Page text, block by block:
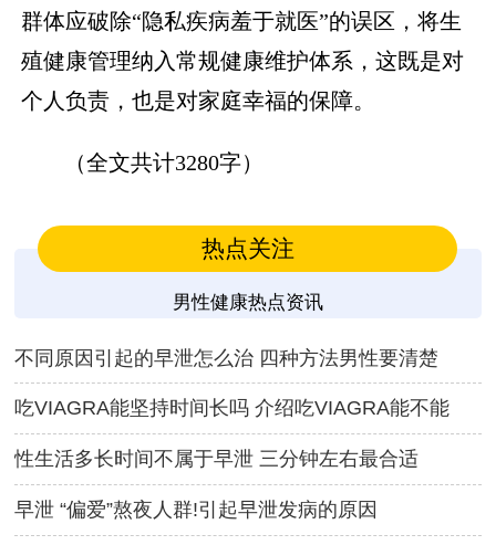
群体应破除“隐私疾病羞于就医”的误区，将生
殖健康管理纳入常规健康维护体系，这既是对
个人负责，也是对家庭幸福的保障。
（全文共计3280字）
热点关注
男性健康热点资讯
不同原因引起的早泄怎么治 四种方法男性要清楚
吃VIAGRA能坚持时间长吗 介绍吃VIAGRA能不能
性生活多长时间不属于早泄 三分钟左右最合适
早泄 “偏爱”熬夜人群!引起早泄发病的原因